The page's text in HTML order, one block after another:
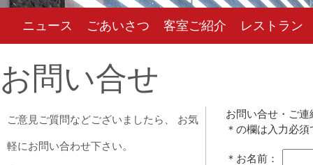
ニュース ごあいさつ 客室ご紹介 レストラン
お問い合せ
ご意見ご質問などございましたら、 お気
軽にお問い合わせ下さい。
お問い合せ・ご連
＊の欄は入力必須
＊お名前：